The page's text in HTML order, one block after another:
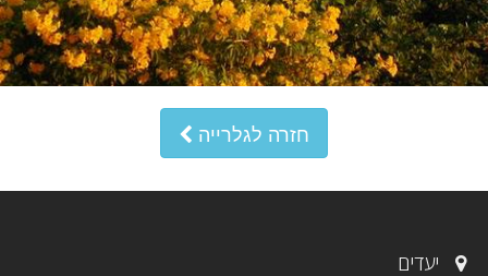
חזרה לגלרייה
יעדים